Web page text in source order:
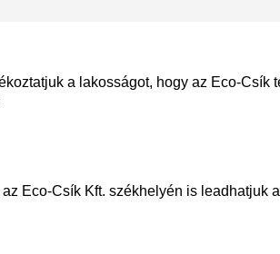
a lakosságot, hogy az Eco-
Eco-Csík Kft. székhelyén is leadhatjuk